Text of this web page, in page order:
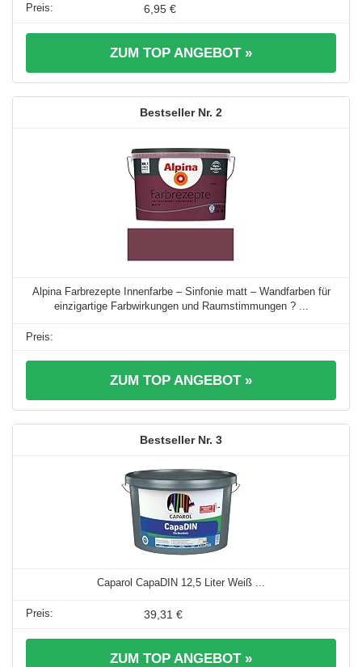
6,95 €
ZUM TOP ANGEBOT »
2
Alpina Farbrezepte Innenfarbe – Sinfonie matt – Wandfarben für
einzigartige Farbwirkungen und Raumstimmungen ? ...
ZUM TOP ANGEBOT »
3
Caparol CapaDIN 12,5 Liter Weiß ...
39,31 €
ZUM TOP ANGEBOT »